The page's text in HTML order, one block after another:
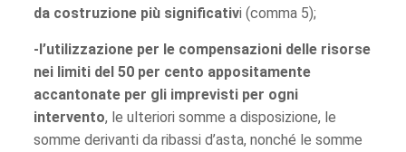
da costruzione più significativi (comma 5);
-l’utilizzazione per le compensazioni delle risorse
nei limiti del 50 per cento appositamente
accantonate per gli imprevisti per ogni
intervento, le ulteriori somme a disposizione, le
somme derivanti da ribassi d’asta, nonché le somme